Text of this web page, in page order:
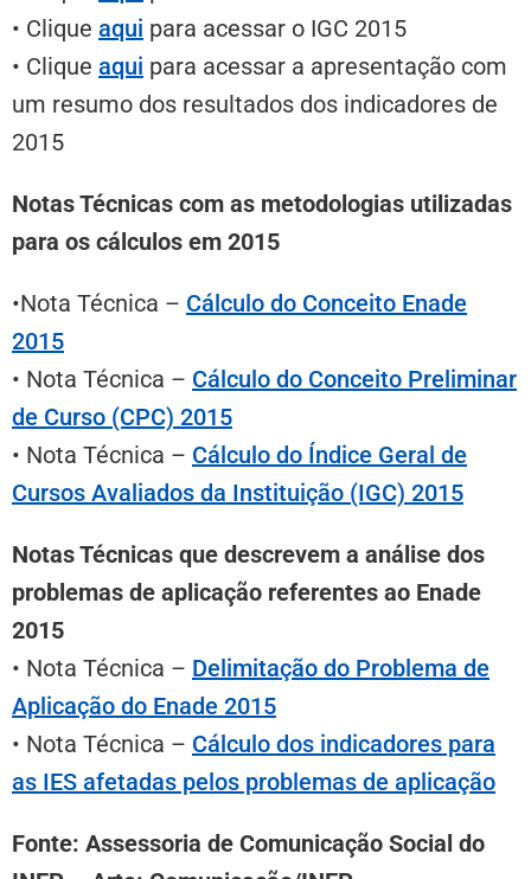
• Clique aqui para acessar o IGC 2015
• Clique aqui para acessar a apresentação com
um resumo dos resultados dos indicadores de
2015
Notas Técnicas com as metodologias utilizadas
para os cálculos em 2015
•Nota Técnica – Cálculo do Conceito Enade
2015
• Nota Técnica – Cálculo do Conceito Preliminar
de Curso (CPC) 2015
• Nota Técnica – Cálculo do Índice Geral de
Cursos Avaliados da Instituição (IGC) 2015
Notas Técnicas que descrevem a análise dos
problemas de aplicação referentes ao Enade
2015
• Nota Técnica – Delimitação do Problema de
Aplicação do Enade 2015
• Nota Técnica – Cálculo dos indicadores para
as IES afetadas pelos problemas de aplicação
Fonte: Assessoria de Comunicação Social do